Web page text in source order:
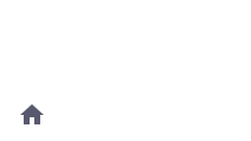
home